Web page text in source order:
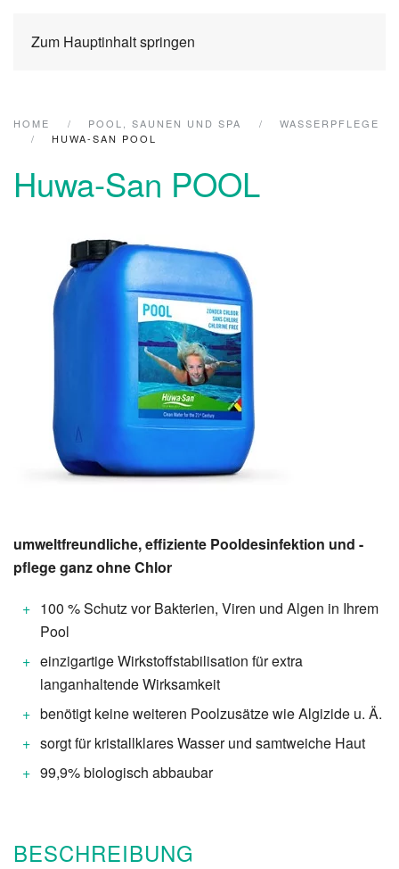
Zum Hauptinhalt springen
HOME POOL, SAUNEN UND SPA
WASSERPFLEGE
HUWA-SAN POOL
Huwa-San POOL
umweltfreundliche, effiziente Pooldesinfektion und -
pflege ganz ohne Chlor
100 % Schutz vor Bakterien, Viren und Algen in Ihrem
Pool
einzigartige Wirkstoffstabilisation für extra
langanhaltende Wirksamkeit
benötigt keine weiteren Poolzusätze wie Algizide u. Ä.
sorgt für kristallklares Wasser und samtweiche Haut
99,9% biologisch abbaubar
BESCHREIBUNG